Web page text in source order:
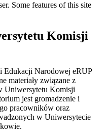
Some features of this site
Komisji
Edukacji Narodowej eRUP
materiały związane z
Uniwersytetu Komisji
jest gromadzenie i
pracowników oraz
w Uniwersytecie